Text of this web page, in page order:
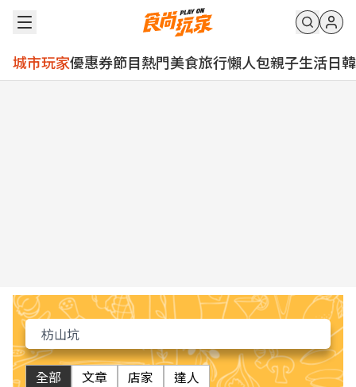
城市玩家優惠券節目熱門美食旅行懶人包親子生活日韓
全部 文章 店家 達人